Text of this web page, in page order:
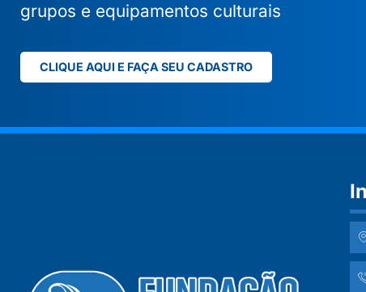
grupos e equipamentos culturais
CLIQUE AQUI E FAÇA SEU CADASTRO